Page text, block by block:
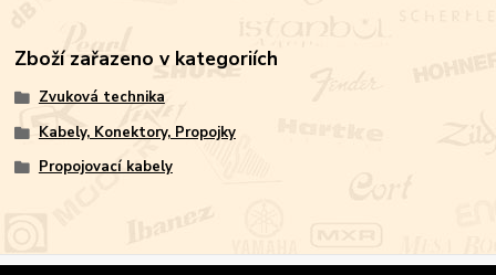
Zboží zařazeno v kategoriích
Zvuková technika
Kabely, Konektory, Propojky
Propojovací kabely